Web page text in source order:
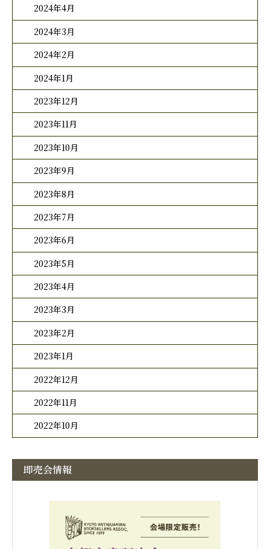
2024年4月
2024年3月
2024年2月
2024年1月
2023年12月
2023年11月
2023年10月
2023年9月
2023年8月
2023年7月
2023年6月
2023年5月
2023年4月
2023年3月
2023年2月
2023年1月
2022年12月
2022年11月
2022年10月
即売会情報